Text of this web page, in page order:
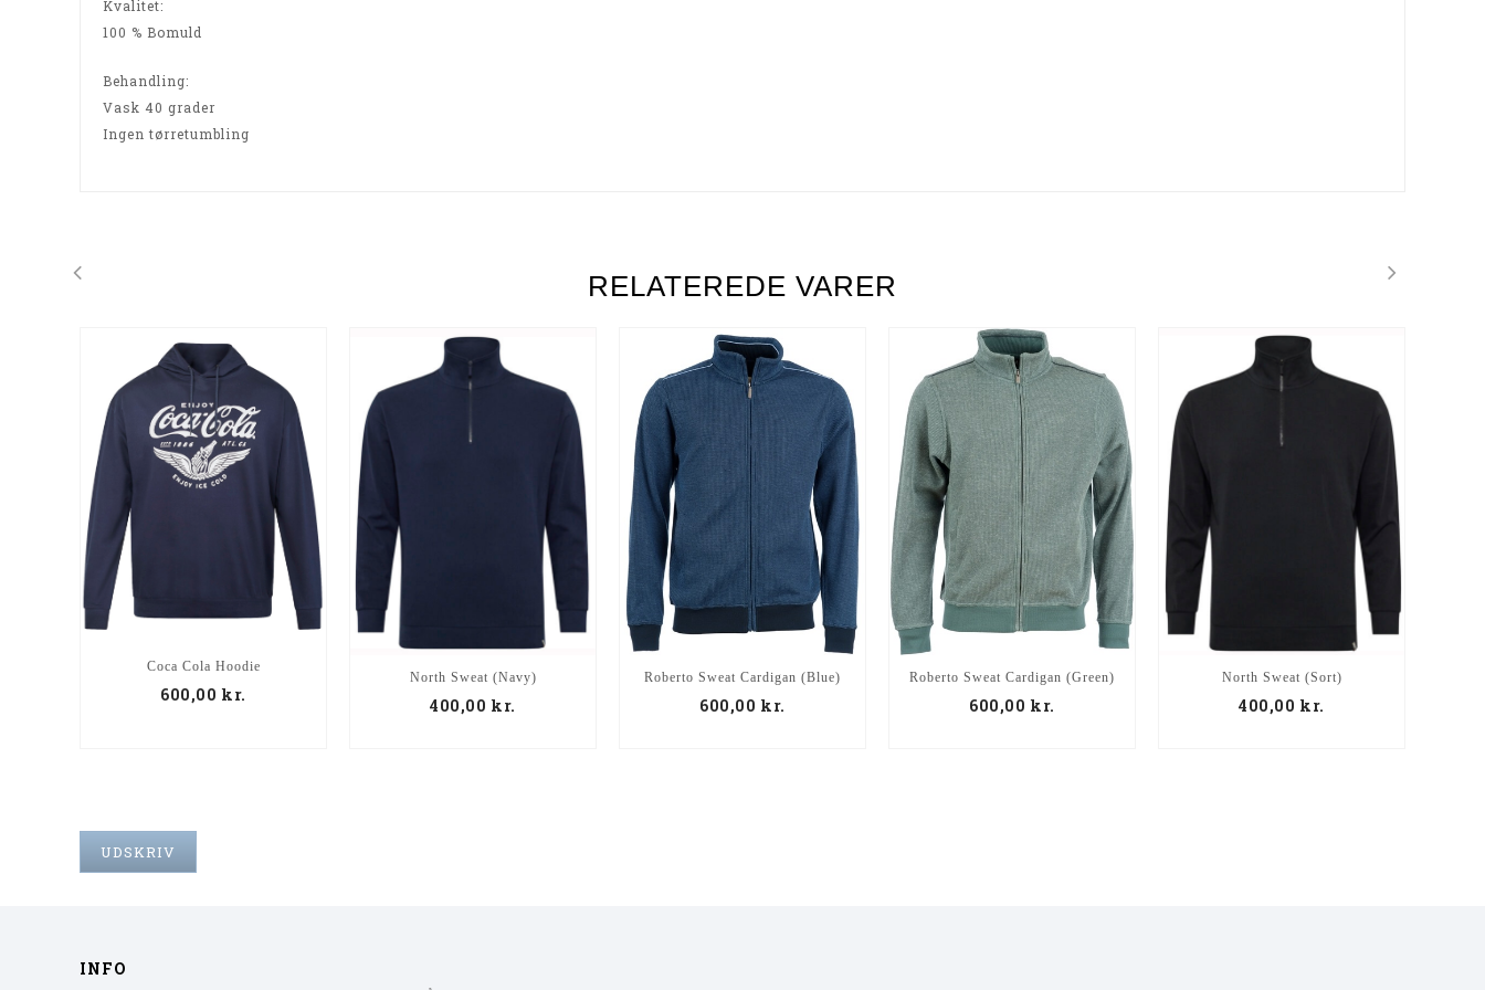
Kvalitet:
100 % Bomuld
Behandling:
Vask 40 grader
Ingen tørretumbling
RELATEREDE VARER
Coca Cola Hoodie
600,00kr.
North Sweat (Navy)
400,00kr.
Roberto Sweat Cardigan (Blue)
600,00kr.
Roberto Sweat Cardigan (Green)
600,00kr.
North Sweat (Sort)
400,00kr.
UDSKRIV
INFO